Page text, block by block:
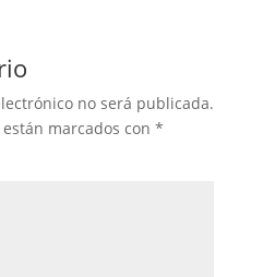
no será publicada.
marcados con *